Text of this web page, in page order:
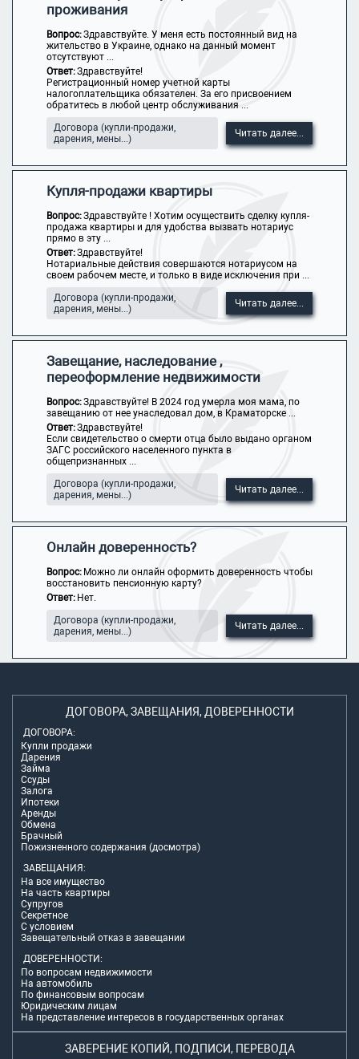
проживания
Вопрос:Здравствуйте. У меня есть постоянный вид на
жительство в Украине, однако на данный момент
отсутствуют ...
Ответ:Здравствуйте!
Регистрационный номер учетной карты
налогоплательщика обязателен. За его присвоением
обратитесь в любой центр обслуживания ...
Договора (купли-продажи,
дарения, мены...)
Читать далее...
Купля-продажи квартиры
Вопрос:Здравствуйте ! Хотим осуществить сделку купля-
продажа квартиры и для удобства вызвать нотариус
прямо в эту ...
Ответ:Здравствуйте!
Нотариальные действия совершаются нотариусом на
своем рабочем месте, и только в виде исключения при ...
Договора (купли-продажи,
дарения, мены...)
Читать далее...
Завещание, наследование ,
переоформление недвижимости
Вопрос:Здравствуйте! В 2024 год умерла моя мама, по
завещанию от нее унаследовал дом, в Краматорске ...
Ответ:Здравствуйте!
Если свидетельство о смерти отца было выдано органом
ЗАГС российского населенного пункта в
общепризнанных ...
Договора (купли-продажи,
дарения, мены...)
Читать далее...
Онлайн доверенность?
Вопрос: Можно ли онлайн оформить доверенность чтобы
восстановить пенсионную карту?
Ответ: Нет.
Договора (купли-продажи,
дарения, мены...)
Читать далее...
ДОГОВОРА, ЗАВЕЩАНИЯ, ДОВЕРЕННОСТИ
ДОГОВОРА:
Купли продажи
Дарения
Займа
Ссуды
Залога
Ипотеки
Аренды
Обмена
Брачный
Пожизненного содержания (досмотра)
ЗАВЕЩАНИЯ:
На все имущество
На часть квартиры
Супругов
Секретное
С условием
Завещательный отказ в завещании
ДОВЕРЕННОСТИ:
По вопросам недвижимости
На автомобиль
По финансовым вопросам
Юридическим лицам
На представление интересов в государственных органах
ЗАВЕРЕНИЕ КОПИЙ, ПОДПИСИ, ПЕРЕВОДА